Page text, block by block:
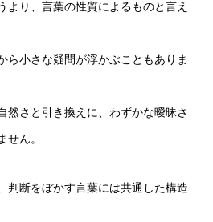
より、言葉の性質によるものと言え
ら小さな疑問が浮かぶこともありま
然さと引き換えに、わずかな曖昧さ
せん。
判断をぼかす言葉には共通した構造